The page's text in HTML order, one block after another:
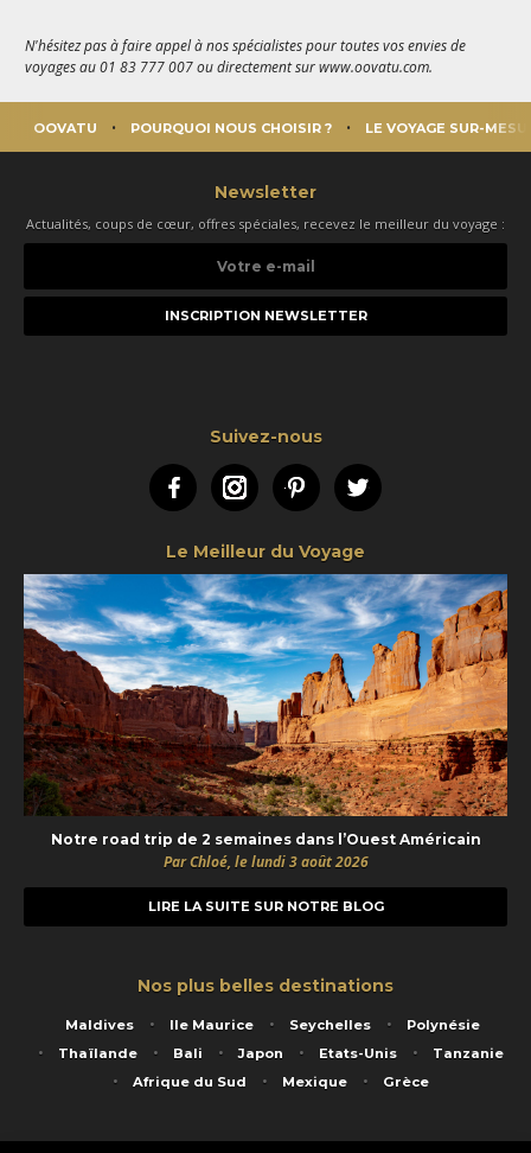
N'hésitez pas à faire appel à nos spécialistes pour toutes vos envies de
voyages au 01 83 777 007 ou directement sur www.oovatu.com.
OOVATU POURQUOI NOUS CHOISIR ? LE VOYAGE SUR-
Newsletter
Actualités, coups de cœur, offres spéciales, recevez le meilleur du voyage :
e-
Suivez-nous
FacebookInstagramPinterestTwitter
Le Meilleur du Voyage
Notre road trip de 2 semaines dans l’Ouest Américain
Par Chloé, le lundi 3 août 2026
LIRE LA SUITE SUR NOTRE BLOG
Nos plus belles destinations
Maldives Ile Maurice Seychelles
Polynésie
Thaïlande
Bali Japon Etats-Unis
Tanzanie
Afrique du Sud
Mexique Grèce